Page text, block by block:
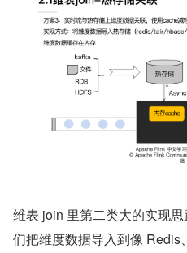
维表 join 里第二类大的实现
们把维度数据导入到像 Redis